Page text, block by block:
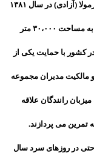
نخستین پیست کارتینگ ایران با نام باشگاه کارتینگ فرمولا (آزادی) در سال ۱۳۸۱
در پارکینگ شماره ۱۴ مجموعه آزادی تهران در زمینی به مساحت ۳۰،۰۰۰ متر
کشور با حمایت یکی از
مالکیت مدیران مجموعه
رانندگان علاقه
تمرین می پردازند.
حتی در روزهای سرد سال